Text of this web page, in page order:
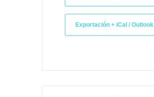
Exportación + iCal / Outlook